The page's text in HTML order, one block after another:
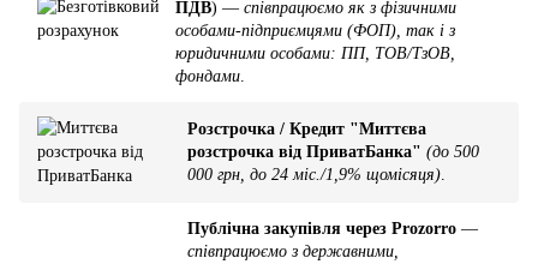
ПДВ) — співпрацюємо як з фізичними
особами-підприємцями (ФОП), так і з
юридичними особами: ПП, ТОВ/ТзОВ,
фондами
Розстрочка / Кредит "Миттєва
розстрочка від ПриватБанка" (до 500
000 грн, до 24 міс./1,9% щомісяця).
Публічна закупівля через Prozorro —
співпрацюємо з державними,